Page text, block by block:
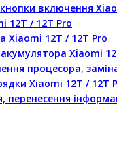
включення
12T / 12T Pro
Xiaomi 12T / 12T Pro
Xiaomi
процесора,
Xiaomi 12T / 12T
перенесення